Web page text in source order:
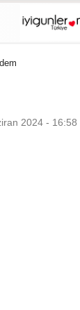
2024 - 16:58